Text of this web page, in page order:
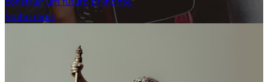
Saiba mais